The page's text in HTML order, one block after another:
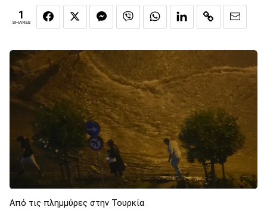
1
SHARES
Από τις πλημμύρες στην Τουρκία